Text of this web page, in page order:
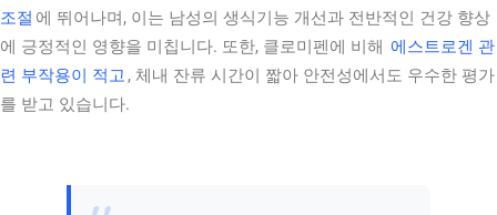
조절 에 뛰어나며, 이는 남성의 생식기능 개선과 전반적인 건강 향상
에 긍정적인 영향을 미칩니다. 또한, 클로미펜에 비해 에스트로겐 관
련 부작용이 적고 , 체내 잔류 시간이 짧아 안전성에서도 우수한 평가
를 받고 있습니다.